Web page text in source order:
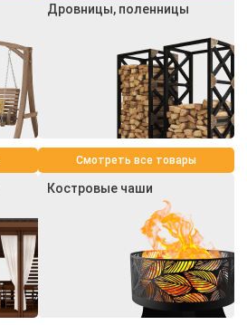
Дровницы, поленницы
Смотреть все товары
Костровые чаши